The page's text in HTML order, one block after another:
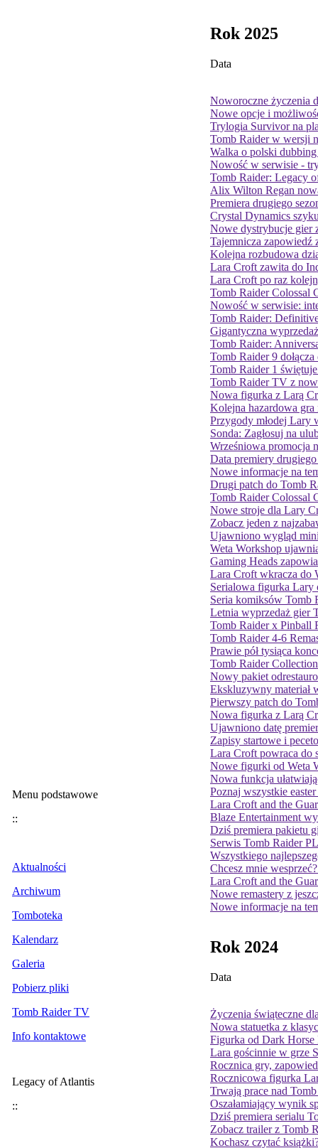
Menu podstawowe
::
Aktualności
Archiwum
Tomboteka
Kalendarz
Galeria
Pobierz pliki
Tomb Raider TV
Info kontaktowe
Legacy of Atlantis
::
Rok 2025
Data
Noworoczne życzenia
Nowe opcje i
Trylogia Survivor na
Tomb Raider w wersji
Walka o polski
Nowość w serwisie -
Tomb Raider: Legacy
Alix Wilton Regan
Premiera drugiego
Crystal Dynamics
Nowe dystrybucje gier
Tajemnicza zapowiedź
Kolejna rozbudowa
Lara Croft zawita do
Lara Croft po raz
Tomb Raider Colossal
Nowość w serwisie:
Tomb Raider:
Gigantyczna
Tomb Raider:
Tomb Raider 9
Tomb Raider 1
Tomb Raider TV z
Nowa figurka z Larą
Kolejna hazardowa
Przygody młodej Lary
Sonda: Zagłosuj na
Wrześniowa promocja
Data premiery
Nowe informacje na
Drugi patch do Tomb
Tomb Raider Colossal
Nowe stroje dla Lary
Zobacz jeden z
Ujawniono wygląd
Weta Workshop
Gaming Heads
Lara Croft wkracza do
Serialowa figurka Lary
Seria komiksów Tomb
Letnia wyprzedaż gier
Tomb Raider x Pinball
Tomb Raider 4-6
Prawie pół tysiąca
Tomb Raider
Nowy pakiet
Ekskluzywny materiał
Pierwszy patch do
Nowa figurka z Larą
Ujawniono datę
Zapisy startowe i
Lara Croft powraca do
Nowe figurki od Weta
Nowa funkcja
Poznaj wszystkie
Lara Croft and the
Blaze Entertainment
Dziś premiera pakietu
Serwis Tomb Raider
Wszystkiego
Chcesz mnie
Lara Croft and the
Nowe remastery z
Nowe informacje na
Rok 2024
Data
Życzenia świąteczne
Nowa statuetka z
Figurka od Dark
Lara gościnnie w grze
Rocznica gry,
Rocznicowa figurka
Trwają prace nad
Oszałamiający wynik
Dziś premiera serialu
Zobacz trailer z Tomb
Kochasz czytać